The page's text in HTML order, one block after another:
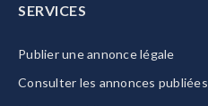
SERVICES
Publier une annonce légale
Consulter les annonces publiées